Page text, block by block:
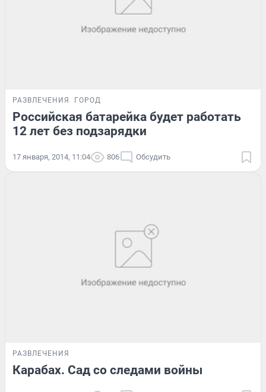
РАЗВЛЕЧЕНИЯ ГОРОД
Российская батарейка будет работать
12 лет без подзарядки
17 января, 2014, 11:04 806 Обсудить
РАЗВЛЕЧЕНИЯ
Карабах. Сад со следами войны